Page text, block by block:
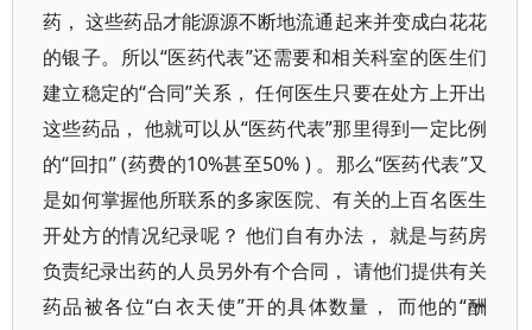
药， 这些药品才能源源不断地流通起来并变成白花花
的银子。所以“医药代表”还需要和相关科室的医生们
建立稳定的“合同”关系， 任何医生只要在处方上开出
这些药品， 他就可以从“医药代表”那里得到一定比例
的“回扣” (药费的10%甚至50% ) 。那么“医药代表”又
是如何掌握他所联系的多家医院、有关的上百名医生
开处方的情况纪录呢？ 他们自有办法， 就是与药房
负责纪录出药的人员另外有个合同， 请他们提供有关
药品被各位“白衣天使”开的具体数量， 而他的“酬